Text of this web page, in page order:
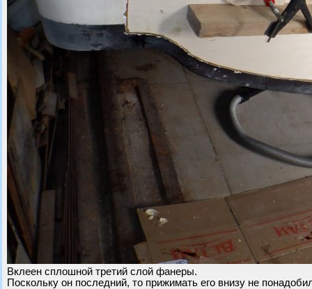
Вклеен сплошной третий слой фанеры.
Поскольку он последний, то прижимать его внизу не